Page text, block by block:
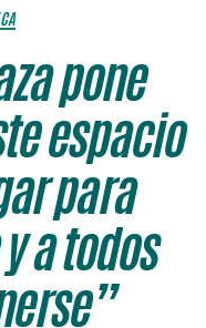
pone
espacio
para
a todos